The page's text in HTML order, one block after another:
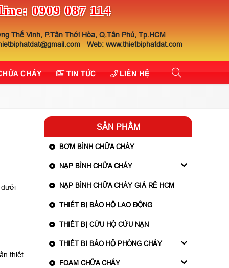
0909 087 114
Thế Vinh, P.Tân Thới Hòa, Q.Tân Phú, Tp.HCM
- Web: www.thietbiphatdat.com
CHÁY TIN TỨC LIÊN HỆ
dưới
thiết.
SẢN PHẨM
BƠM BÌNH CHỮA CHÁY
NẠP BÌNH CHỮA CHÁY
NẠP BÌNH CHỮA CHÁY GIÁ RẺ HCM
THIẾT BỊ BẢO HỘ LAO ĐỘNG
THIẾT BỊ CỨU HỘ CỨU NẠN
THIẾT BI BẢO HỘ PHÒNG CHÁY
FOAM CHỮA CHÁY